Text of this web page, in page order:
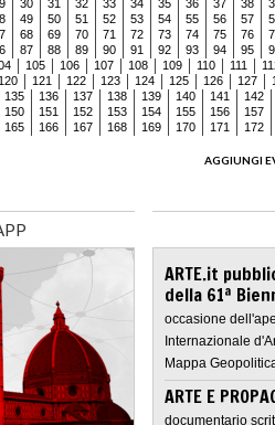
30 31 32 33 34 35 36 37 38
49 50 51 52 53 54 55 56 57
68 69 70 71 72 73 74 75 76
87 88 89 90 91 92 93 94 95
105 106 107 108 109 110 111
120 121 122 123 124 125 126 127
135 136 137 138 139 140 141
142
150 151 152 153 154 155 156
157
165 166 167 168 169 170 171
172
AGGIUNGI
ARTE.it
della 61ª
occasione
Internazionale
Mappa
ARTE E
documentario